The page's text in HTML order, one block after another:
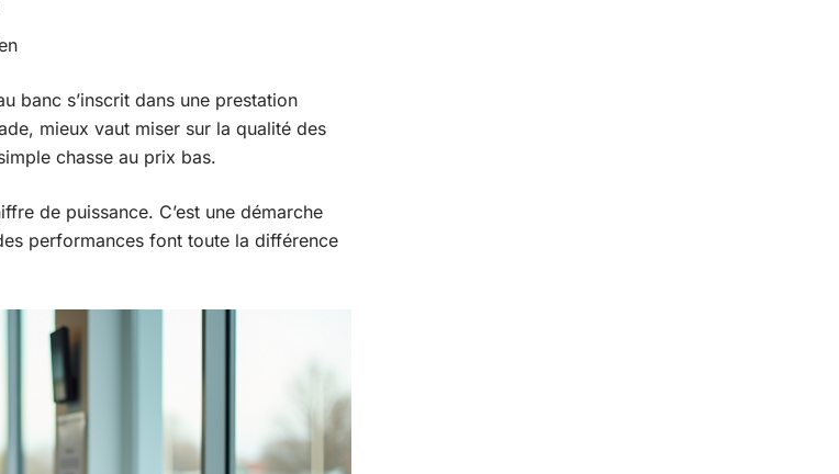
banc s’inscrit dans une prestation
mieux vaut miser sur la qualité des
chasse au prix bas.
de puissance. C’est une démarche
performances font toute la différence